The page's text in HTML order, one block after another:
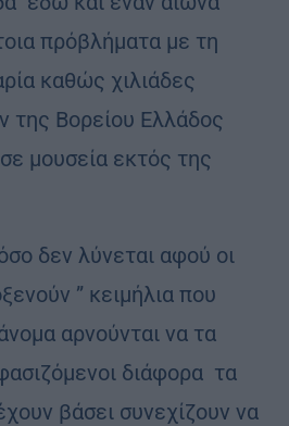
πρόβλήματα με τη
καθώς χιλιάδες
της Βορείου Ελλάδος
μουσεία εκτός της
δεν λύνεται αφού οι
” κειμήλια που
αρνούνται να τα
διάφορα τα
βάσει συνεχίζουν να